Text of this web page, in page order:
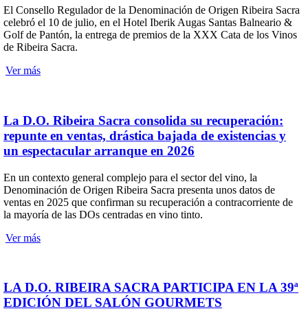
El Consello Regulador de la Denominación de Origen Ribeira Sacra
celebró el 10 de julio, en el Hotel Iberik Augas Santas Balneario &
Golf de Pantón, la entrega de premios de la XXX Cata de los Vinos
de Ribeira Sacra.
Ver más
La D.O. Ribeira Sacra consolida su recuperación:
repunte en ventas, drástica bajada de existencias y
un espectacular arranque en 2026
En un contexto general complejo para el sector del vino, la
Denominación de Origen Ribeira Sacra presenta unos datos de
ventas en 2025 que confirman su recuperación a contracorriente de
la mayoría de las DOs centradas en vino tinto.
Ver más
LA D.O. RIBEIRA SACRA PARTICIPA EN LA 39ª
EDICIÓN DEL SALÓN GOURMETS